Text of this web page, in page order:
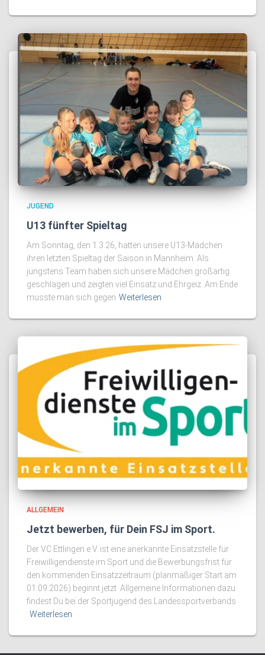
JUGEND
U13 fünfter Spieltag
Am Sonntag, den 1.3.26, hatten unsere U13-Mädchen
ihren letzten Spieltag der Saison in Mannheim. Als
jüngstens Team haben sich unsere Mädchen großartig
geschlagen und zeigten viel Einsatz und Ehrgeiz. Am Ende
musste man sich gegen Weiterlesen
ALLGEMEIN
Jetzt bewerben, für Dein FSJ im Sport.
Der VC Ettlingen e.V. ist eine anerkannte Einsatzstelle für
Freiwilligendienste im Sport und die Bewerbungsfrist für
den kommenden Einsatzzeitraum (planmäßiger Start am
01.09.2026) beginnt jetzt. Allgemeine Informationen dazu
findest Du bei der Sportjugend des Landessportverbands
Weiterlesen